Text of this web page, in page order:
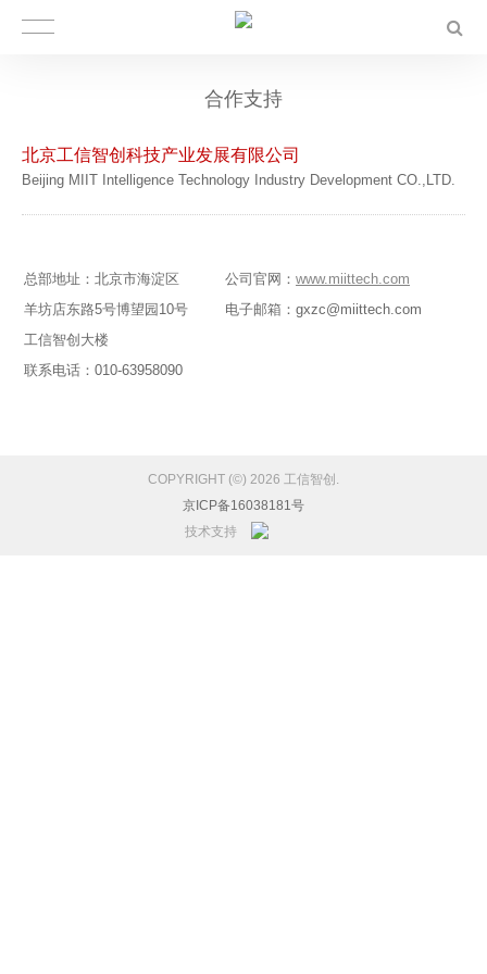
合作支持
北京工信智创科技产业发展有限公司
Beijing MIIT Intelligence Technology Industry Development CO.,LTD.
总部地址：北京市海淀区
羊坊店东路5号博望园10号
工信智创大楼
联系电话：010-63958090
公司官网： www.miittech.com
电子邮箱：gxzc@miittech.com
COPYRIGHT (©) 2026 工信智创.
京ICP备16038181号
技术支持